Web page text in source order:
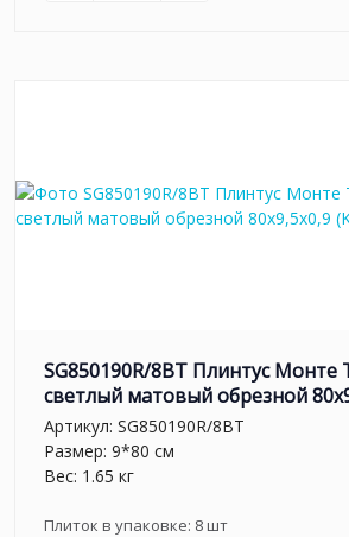
SG850190R/8BT Плинтус Монте
светлый матовый обрезной
Артикул: SG850190R/8BT
Размер: 9*80 см
Вес: 1.65 кг
Плиток в упаковке: 8шт